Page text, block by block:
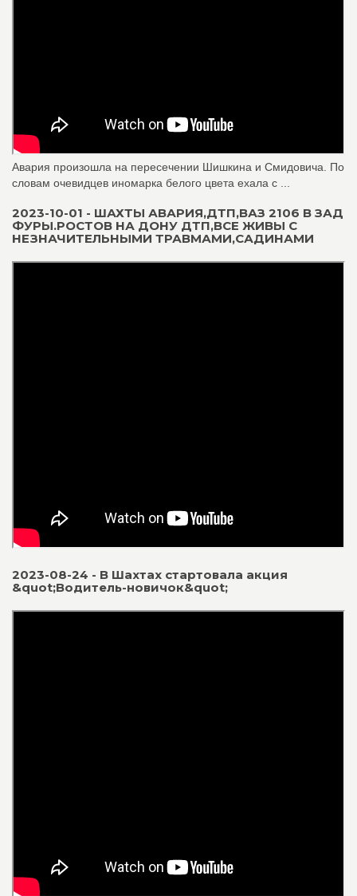
Авария произошла на пересечении Шишкина и Смидовича. По
словам очевидцев иномарка белого цвета ехала с ...
2023-10-01 - ШАХТЫ АВАРИЯ,ДТП,ВАЗ 2106 В ЗАД
ФУРЫ.РОСТОВ НА ДОНУ ДТП,ВСЕ ЖИВЫ С
НЕЗНАЧИТЕЛЬНЫМИ ТРАВМАМИ,САДИНАМИ
2023-08-24 - В Шахтах стартовала акция
&quot;Водитель-новичок&quot;